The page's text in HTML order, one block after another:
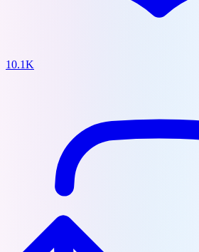
10.1K